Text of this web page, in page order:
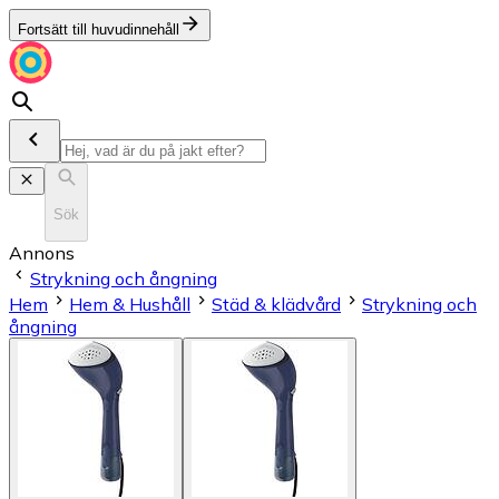
Fortsätt till huvudinnehåll
Sök
Annons
Strykning och ångning
Hem
Hem & Hushåll Städ & klädvård
Strykning och
ångning